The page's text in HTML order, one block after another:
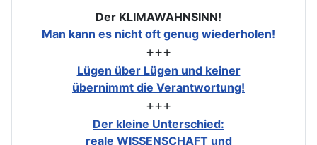
Der KLIMAWAHNSINN!
Man kann es nicht oft genug wiederholen!
+++
Lügen über Lügen und keiner
übernimmt die Verantwortung!
+++
Der kleine Unterschied:
reale WISSENSCHAFT und